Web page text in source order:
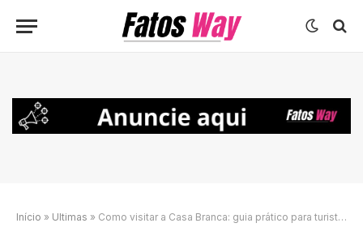
Início » Ultimas » Como visitar a Casa Branca: guia prático para turistas